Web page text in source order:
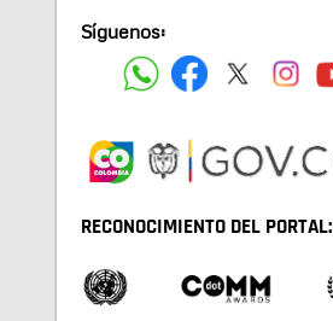
Síguenos:
RECONOCIMIENTO DEL PORTAL: